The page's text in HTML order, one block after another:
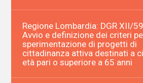
Regione Lombardia: DGR XII/
Avvio e definizione dei criteri
sperimentazione di progetti di
cittadinanza attiva destinati a
età pari o superiore a 65 anni